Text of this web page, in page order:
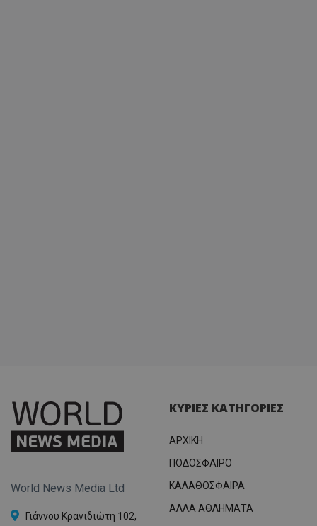
World News Media Ltd
Γιάννου Κρανιδιώτη 102,
ΚΥΡΙΕΣ ΚΑΤΗΓΟΡΙΕΣ
ΑΡΧΙΚΗ
ΠΟΔΟΣΦΑΙΡΟ
ΚΑΛΑΘΟΣΦΑΙΡΑ
ΑΛΛΑ ΑΘΛΗΜΑΤΑ